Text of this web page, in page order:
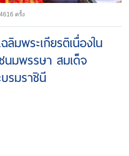
ครั้ง
มพระเกียรติเนื่องใน
นมพรรษา สมเด็จ
รมราชินี